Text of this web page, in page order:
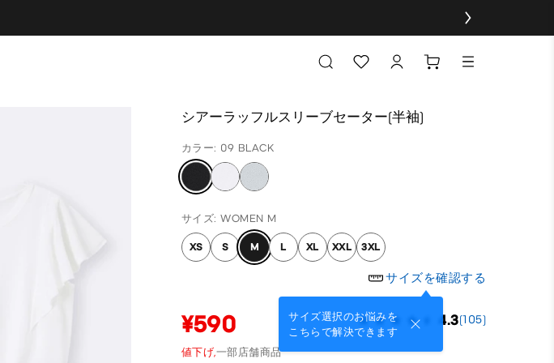
シアーラッフルスリーブセーター(半袖)
カラー: 09 BLACK
サイズ: WOMEN M
XS S M L XL XXL 3XL
サイズを確認する
サイズ選択のお悩みを
こちらで解決できます
¥590 4.3(105)
値下げ,一部店舗商品